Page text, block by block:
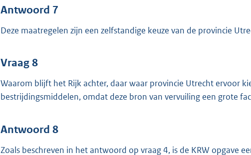
Antwoord 7
Deze maatregelen zijn een zelfstandige keuze van de provincie
Vraag 8
Waarom blijft het Rijk achter, daar waar provincie Utrecht ervoor
bestrijdingsmiddelen, omdat deze bron van vervuiling een grote
Antwoord 8
Zoals beschreven in het antwoord op vraag 4, is de KRW opgave